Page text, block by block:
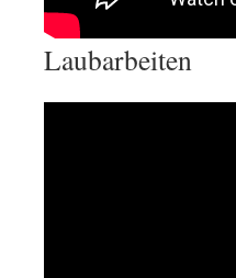
Laubarbeiten